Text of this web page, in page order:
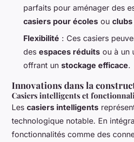
parfaits pour aménager des
casiers pour écoles ou
Flexibilité : Ces casiers
des espaces réduits ou à un
offrant un stockage efficace.
Innovations dans la
Casiers intelligents et
Les casiers intelligents
technologique notable. En
fonctionnalités comme des